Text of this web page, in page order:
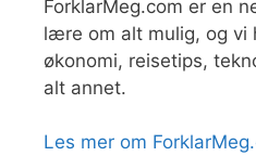
ForklarMeg.com er en
lære om alt mulig, og vi
økonomi, reisetips,
alt annet.
Les mer om